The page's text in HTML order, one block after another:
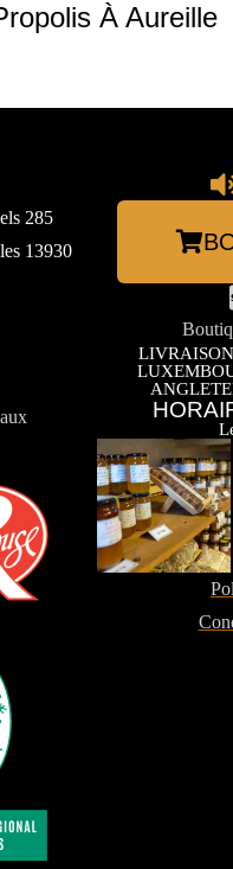
À Aureille
285
13930